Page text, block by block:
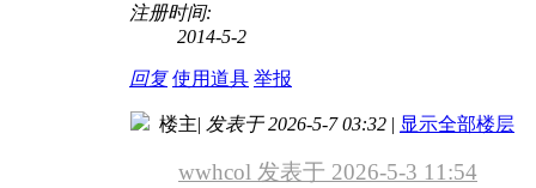
注册时间:
2014-5-2
回复 使用道具 举报
楼主| 发表于 2026-5-7 03:32 | 显示全部楼层
wwhcol 发表于 2026-5-3 11:54